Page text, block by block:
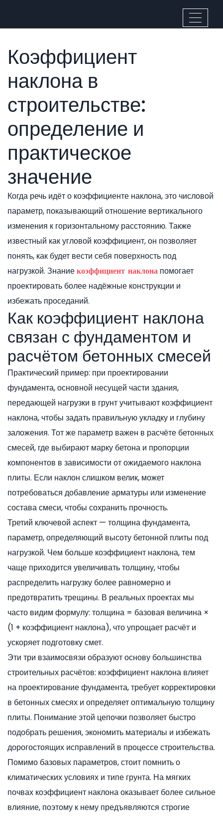
Коэффициент
наклона в
строительстве:
определение и
практическое
значение
Когда речь идёт о коэффициенте наклона,это числовой
параметр, показывающий отношение вертикального
изменения к горизонтальному расстоянию. Также
известный какугловой коэффициент, он позволяет
понять, как будет вести себя поверхность под
нагрузкой. Знаниекоэффициент наклона помогает
проектировать более надёжные конструкции и
избежать проседаний.
Как коэффициент наклона
связан с фундаментом и
расчётом бетонных смесей
Практический пример: при проектировании
фундамента,основной несущей части здания,
передающей нагрузки в грунтучитывают коэффициент
наклона, чтобы задать правильную укладку и глубину
заложения. Тот же параметр важен в расчёте бетонных
смесей, где выбирают марку бетона и пропорции
компонентов в зависимости от ожидаемого наклона
плиты. Если наклон слишком велик, может
потребоваться добавление арматуры или изменение
состава смеси, чтобы сохранить прочность.
Третий ключевой аспект — толщина фундамента,
параметр, определяющий высоту бетонной плиты под
нагрузкой. Чем больше коэффициент наклона, тем
чаще приходится увеличивать толщину, чтобы
распределить нагрузку более равномерно и
предотвратить трещины. В реальных проектах мы
часто видим формулу: толщина = базовая величина ×
(1 + коэффициент наклона), что упрощает расчёт и
ускоряет подготовку смет.
Эти три взаимосвязи образуют основу большинства
строительных расчётов: коэффициент наклона влияет
на проектирование фундамента, требует корректировки
в бетонных смесях и определяет оптимальную толщину
плиты. Понимание этой цепочки позволяет быстро
подобрать решения, экономить материалы и избежать
дорогостоящих исправлений в процессе строительства.
Помимо базовых параметров, стоит помнить о
климатических условиях и типе грунта. На мягких
почвах коэффициент наклона оказывает более сильное
влияние, поэтому к нему предъявляются строгие